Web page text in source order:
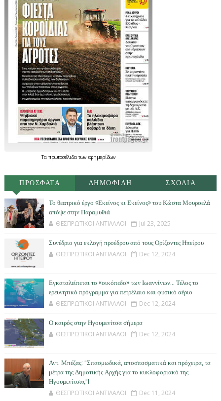
Τα πρωτοσέλιδατων εφημερίδων
ΠΡΟΣΦΑΤΑ ΔΗΜΟΦΙΛΗ ΣΧΟΛΙΑ
Το θεατρικό έργο «Εκείνος κι Εκείνος» του Κώστα Μουρσελά
απόψε στην Παραμυθιά
ΘΕΣΠΡΩΤΙΚΟΙ ΑΝΤΙΛΑΛΟΙ Jul 23, 2025
Συνέδριο για εκλογή προέδρου από τους Ορίζοντες Ηπείρου
ΘΕΣΠΡΩΤΙΚΟΙ ΑΝΤΙΛΑΛΟΙ Dec 12, 2024
Εγκαταλείπεται το «οικόπεδο» των Ιωαννίνων… Τέλος το
ερευνητικό πρόγραμμα για πετρέλαιο και φυσικό αέριο
ΘΕΣΠΡΩΤΙΚΟΙ ΑΝΤΙΛΑΛΟΙ Dec 12, 2024
Ο καιρός στην Ηγουμενίτσα σήμερα
ΘΕΣΠΡΩΤΙΚΟΙ ΑΝΤΙΛΑΛΟΙ Dec 12, 2024
Αντ. Μπέζας: "Σπασμωδικά, αποσπασματικά και πρόχειρα, τα
μέτρα της Δημοτικής Αρχής για το κυκλοφοριακό της
Ηγουμενίτσας"!
ΘΕΣΠΡΩΤΙΚΟΙ ΑΝΤΙΛΑΛΟΙ Dec 11, 2024